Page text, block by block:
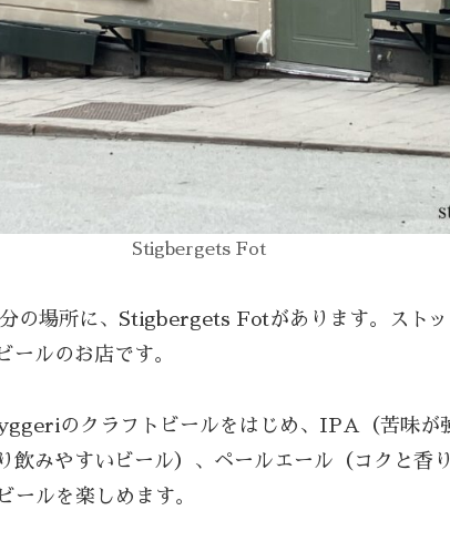
Stigbergets Fot
の場所に、Stigbergets Fotがあります。スト
ールのお店です。
のクラフトビールをはじめ、IPA（苦味が
飲みやすいビール）、ペールエール（コクと香
ールを楽しめます。